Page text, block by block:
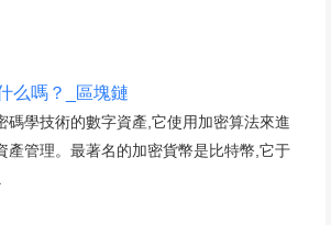
么嗎？_區塊鏈
碼學技術的數字資產,它使用加密算法來進
產管理。最著名的加密貨幣是比特幣,它于